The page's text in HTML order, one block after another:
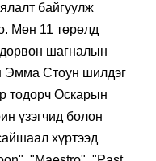
байгуулж
Мөн 11 төрөлд
шагналын
Эмма Стоун шилдэг
тодорч Оскарын
үзэгчид болон
хүртээд